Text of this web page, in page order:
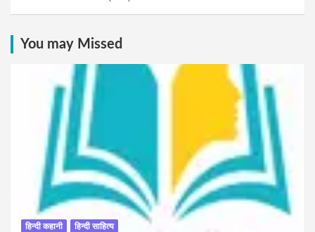
You may Missed
हिन्दी कहानी हिन्दी साहित्य